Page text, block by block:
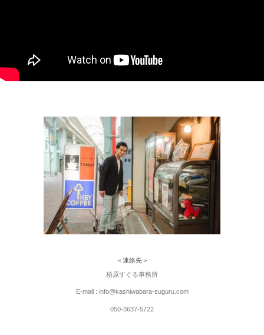
＜連絡先＞
柏原すぐる事務所
E-mail : info@kashiwabara-suguru.com
050-3637-5722